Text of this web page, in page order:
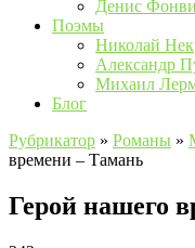
Денис
Поэмы
Николай
Александр
Михаил
Блог
Рубрикатор » Романы »
времени – Тамань
Герой нашего